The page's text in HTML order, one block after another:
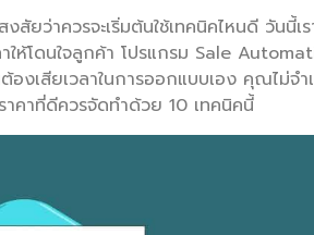
สัยว่าควรจะเริ่มต้นใช้เทคนิคไหนดี วันนี้
ให้โดนใจลูกค้า โปรแกรม Sale
เสียเวลาในการออกแบบเอง คุณไม่จ
าคาที่ดีควรจัดทำด้วย 10 เทคนิคนี้